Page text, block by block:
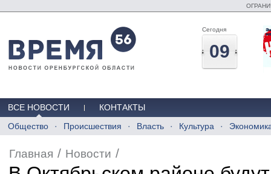
Сегодня
09
ВСЕ НОВОСТИ
КОНТАКТЫ
Общество
Происшествия Власть Культура
Главная / Новости /